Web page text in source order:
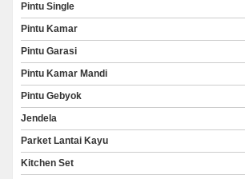
Pintu Single
Pintu Kamar
Pintu Garasi
Pintu Kamar Mandi
Pintu Gebyok
Jendela
Parket Lantai Kayu
Kitchen Set